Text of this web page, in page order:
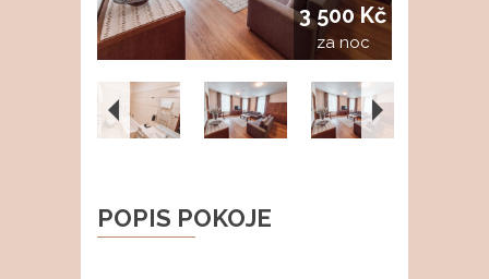
3 500 Kč
za noc
POPIS POKOJE